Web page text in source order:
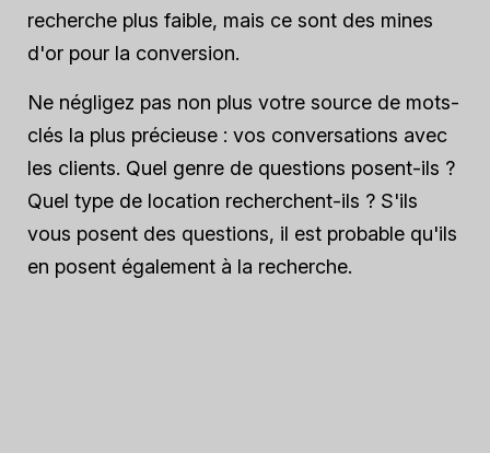
recherche plus faible, mais ce sont des mines
d'or pour la conversion.
Ne négligez pas non plus votre source de mots-
clés la plus précieuse : vos conversations avec
les clients. Quel genre de questions posent-ils ?
Quel type de location recherchent-ils ? S'ils
vous posent des questions, il est probable qu'ils
en posent également à la recherche.